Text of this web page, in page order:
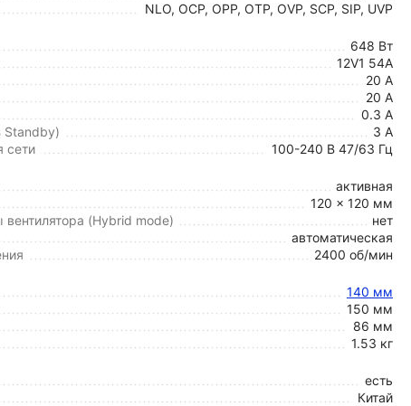
NLO, OCP, OPP, OTP, OVP, SCP, SIP, UVP
648 Вт
12V1 54A
20 А
20 А
0.3 А
Standby)
3 А
сети
100-240 В 47/63 Гц
активная
120 x 120 мм
(Hybrid mode)
нет
автоматическая
2400 об/мин
140 мм
150 мм
86 мм
1.53 кг
есть
Китай